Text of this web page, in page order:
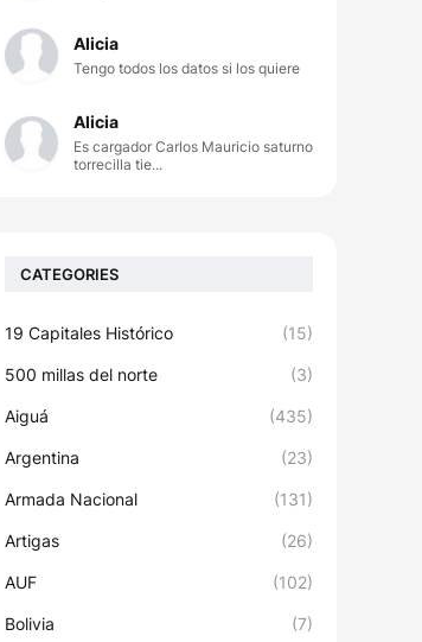
Alicia
Tengo todos los datos si los quiere
Alicia
Es cargador Carlos Mauricio saturno
torrecilla tie...
CATEGORIES
19 Capitales Histórico (15)
500 millas del norte (3)
Aiguá (435)
Argentina (23)
Armada Nacional (131)
Artigas (26)
AUF (102)
Bolivia (7)